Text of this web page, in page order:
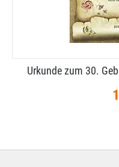
Urkunde zum 30.